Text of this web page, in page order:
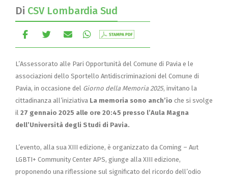
Di CSV Lombardia Sud
L’Assessorato alle Pari Opportunità del Comune di Pavia e le
associazioni dello Sportello Antidiscriminazioni del Comune di
Pavia, in occasione del Giorno della Memoria 2025, invitano la
cittadinanza all’iniziativa La memoria sono anch’io che si svolge
il 27 gennaio 2025 alle ore 20:45 presso l’Aula Magna
dell’Università degli Studi di Pavia.
L’evento, alla sua XIII edizione, è organizzato da Coming – Aut
LGBTI+ Community Center APS, giunge alla XIII edizione,
proponendo una riflessione sul significato del ricordo dell’odio